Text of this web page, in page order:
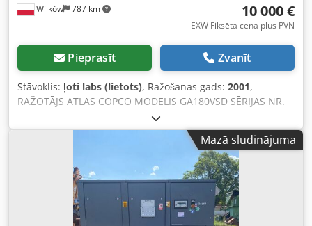
Wilków 787 km 10 000 €
EXW Fiksēta cena plus PVN
Pieprasīt Zvanīt
Stāvoklis: ļoti labs (lietots), Ražošanas gads: 2001,
RAŽOTĀJS ATLAS COPCO MODELIS GA180VSD SĒRIJAS NR.
AIF072891 RAŽOŠANAS GADS 2001 JAUDA (kW) 181 RAŽĪBA
(m3/min) PIEDZIŅAS SPIEDIENS (bar) 12.50 DARBA LAIKS
(STUNDAS/KOPĒJAIS) 85719 FREKVENČU PĀRVEIDOTĀJS jā
IEBŪVĒTS ŽĶĪVĒTĀJS nē SILUMMAIŅATĀJS nē DZESĒŠANA
(GAISA/ŪDENS) gaiss UZ UZGLABĀTĀJAS nē
DOKUMENTĀCIJA nē Dedpfx Aozq An Neh Ssck
PIEVIENOJUMS 2 1/2 JAUNS/LIETOTS LIETOTS
Mazā sludinājuma